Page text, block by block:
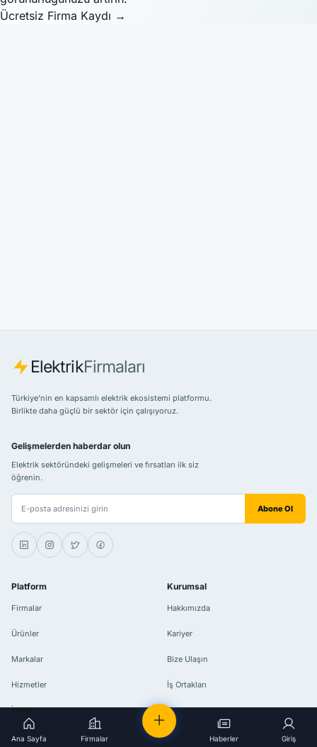
Ücretsiz Firma Kaydı →
ElektrikFirmaları
Türkiye’nin en kapsamlı elektrik ekosistemi platformu.
Birlikte daha güçlü bir sektör için çalışıyoruz.
Gelişmelerden haberdar olun
Elektrik sektöründeki gelişmeleri ve fırsatları ilk siz
öğrenin.
E-posta adresiniz Abone Ol
Platform
Firmalar
Ürünler
Markalar
Hizmetler
İhaleler
Etkinlikler
Kurumsal
Hakkımızda
Kariyer
Bize Ulaşın
İş Ortakları
Ana Sayfa Firmalar Haberler Giriş